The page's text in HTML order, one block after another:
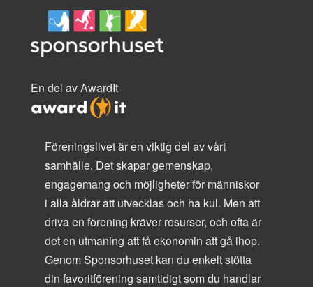
En del av AwardIt
Föreningslivet är en viktig del av vårt
samhälle. Det skapar gemenskap,
engagemang och möjligheter för människor
i alla åldrar att utvecklas och ha kul. Men att
driva en förening kräver resurser, och ofta är
det en utmaning att få ekonomin att gå ihop.
Genom Sponsorhuset kan du enkelt stötta
din favoritförening samtidigt som du handlar